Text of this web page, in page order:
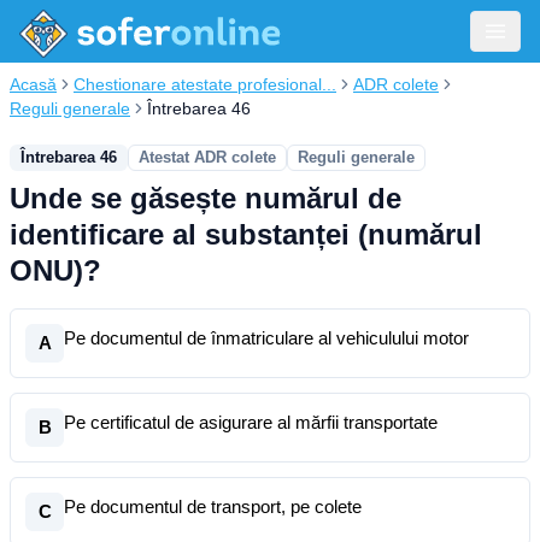
Acasă Chestionare atestate profesional...
ADR colete
Reguli generale
Întrebarea 46
Întrebarea 46 Atestat ADR colete Reguli generale
Unde se găsește numărul de
identificare al substanței (numărul
ONU)?
A Pe documentul de înmatriculare al vehiculului motor
B Pe certificatul de asigurare al mărfii transportate
C Pe documentul de transport, pe colete